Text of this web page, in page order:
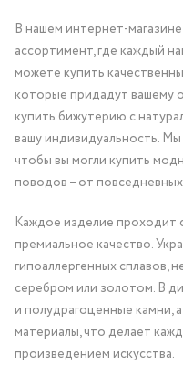
В нашем интернет-
ассортимент, где каждый
можете купить
которые придадут вашему
купить бижутерию с
вашу индивидуальность.
чтобы вы могли купить
поводов – от
Каждое изделие проходит
премиальное качество.
гипоаллергенных сплавов,
серебром или золотом. В
и полудрагоценные камни,
материалы, что делает
произведением искусства.